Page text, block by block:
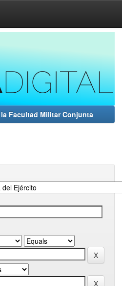
Facultad Militar Conjunta